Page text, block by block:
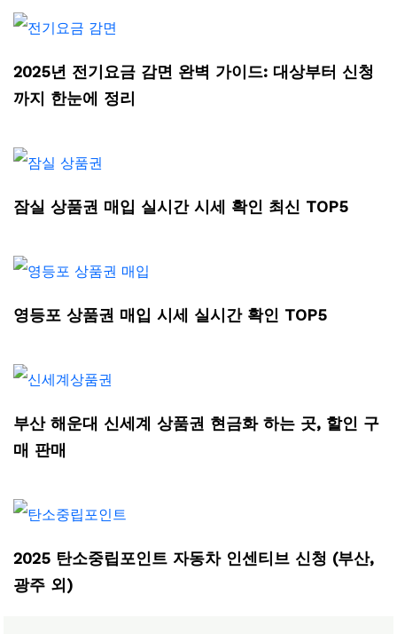
2025년 전기요금 감면 완벽 가이드: 대상부터 신청
까지 한눈에 정리
잠실 상품권 매입 실시간 시세 확인 최신 TOP5
영등포 상품권 매입 시세 실시간 확인 TOP5
부산 해운대 신세계 상품권 현금화 하는 곳, 할인 구
매 판매
2025 탄소중립포인트 자동차 인센티브 신청 (부산,
광주 외)